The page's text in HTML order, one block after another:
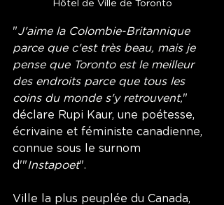
Hôtel de Ville de Toronto
"J'aime la Colombie-Britannique
parce que c'est très beau, mais je
pense que Toronto est le meilleur
des endroits parce que tous les
coins du monde s'y retrouvent,"
déclare Rupi Kaur, une poétesse,
écrivaine et féministe canadienne,
connue sous le surnom
d'"Instapoet".
Ville la plus peuplée du Canada,